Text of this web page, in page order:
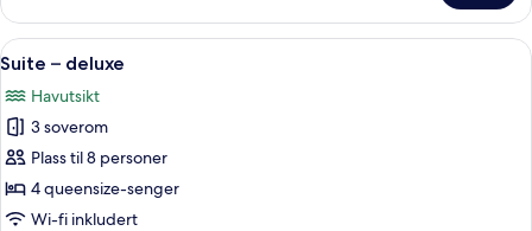
Åpne
alle
bildene
av
Suite
–
deluxe
Suite – deluxe | Dundyner, senger
7
Suite – deluxe
Havutsikt
3 soverom
Plass til 8 personer
4 queensize-senger
Wi-fi inkludert